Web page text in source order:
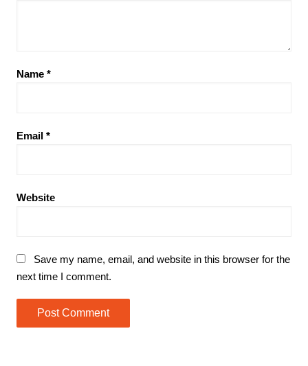
Name *
Email *
Website
Save my name, email, and website in this browser for the
next time I comment.